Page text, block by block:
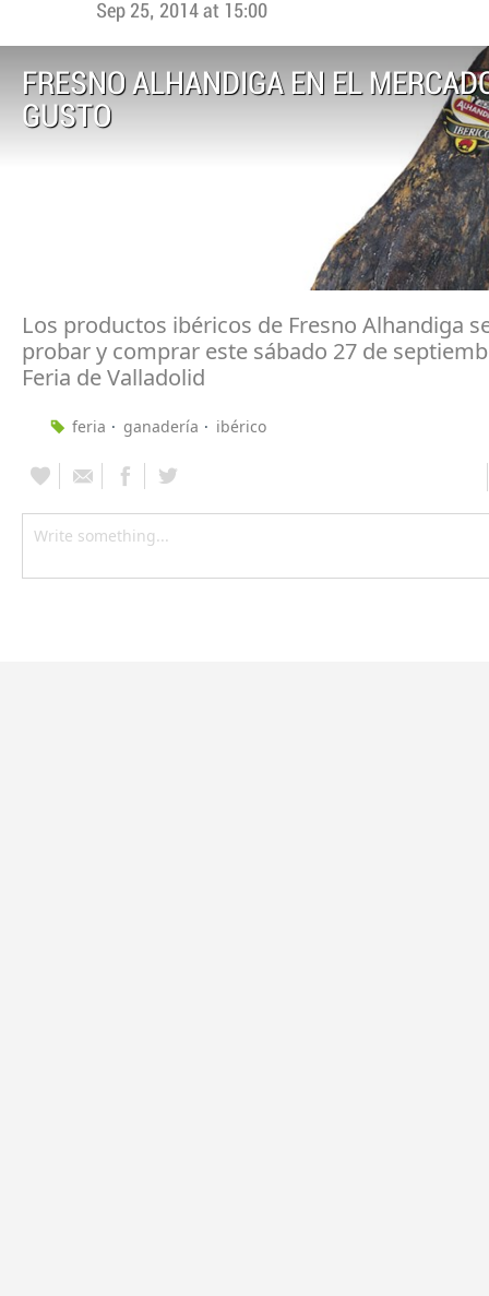
Sep 25, 2014 at 15:00
FRESNO ALHANDIGA EN EL
GUSTO
Los productos ibéricos de Fresno Alhandiga
probar y comprar este sábado 27 de
Feria de Valladolid
feria ganadería ibérico